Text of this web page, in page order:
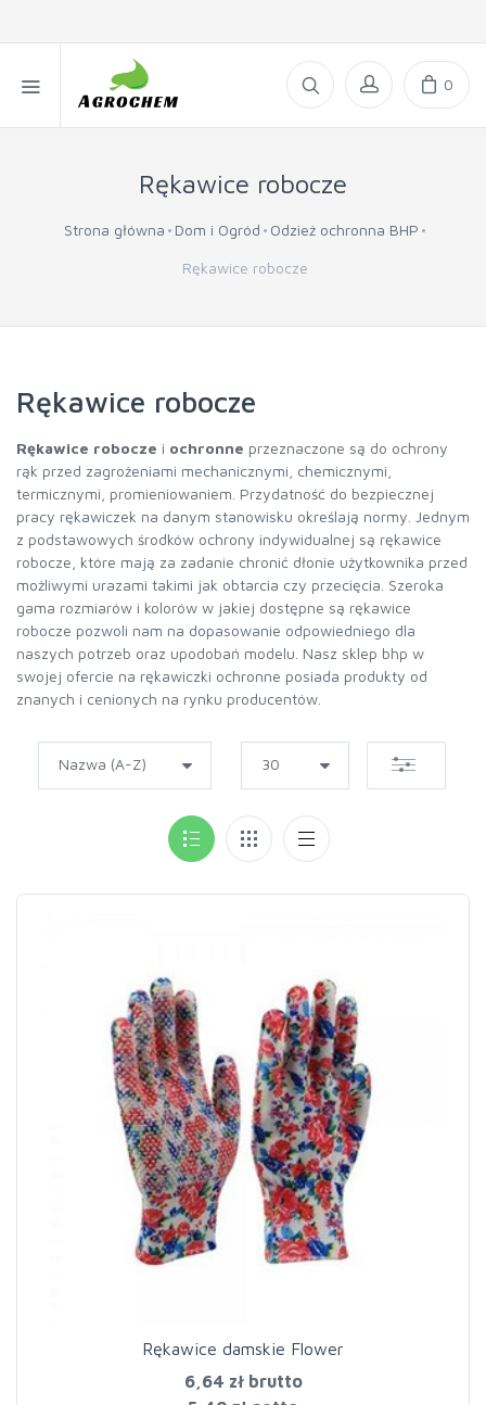
0
Rękawice robocze
Strona główna Dom i Ogród Odzież ochronna BHP
Rękawice robocze
Rękawice robocze
Rękawice robocze i ochronne przeznaczone są do ochrony
rąk przed zagrożeniami mechanicznymi, chemicznymi,
termicznymi, promieniowaniem. Przydatność do bezpiecznej
pracy rękawiczek na danym stanowisku określają normy. Jednym
z podstawowych środków ochrony indywidualnej są rękawice
robocze, które mają za zadanie chronić dłonie użytkownika przed
możliwymi urazami takimi jak obtarcia czy przecięcia. Szeroka
gama rozmiarów i kolorów w jakiej dostępne są rękawice
robocze pozwoli nam na dopasowanie odpowiedniego dla
naszych potrzeb oraz upodobań modelu. Nasz sklep bhp w
swojej ofercie na rękawiczki ochronne posiada produkty od
znanych i cenionych na rynku producentów.
Rękawice damskie Flower
6,64 złbrutto